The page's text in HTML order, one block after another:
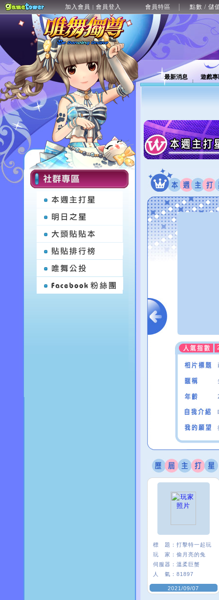
加入會員 | 會員登入 會員特區 點數 / 儲
最新消息 遊戲
標 題： 打擊特一起玩
玩 家： 偷月亮的兔
伺服器： 溫柔巨蟹
人 氣： 81897
2021/09/07